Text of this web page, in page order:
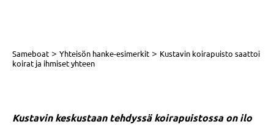
Sameboat > Yhteisön hanke-esimerkit > Kustavin koirapuisto saattoi
koirat ja ihmiset yhteen
Kustavin keskustaan tehdyssä koirapuistossa on ilo